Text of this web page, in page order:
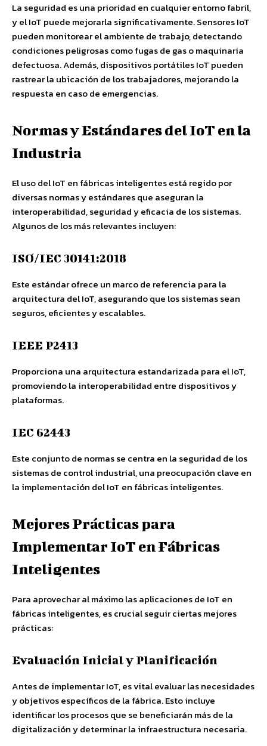
La seguridad es una prioridad en cualquier entorno fabril,
y el IoT puede mejorarla significativamente. Sensores IoT
pueden monitorear el ambiente de trabajo, detectando
condiciones peligrosas como fugas de gas o maquinaria
defectuosa. Además, dispositivos portátiles IoT pueden
rastrear la ubicación de los trabajadores, mejorando la
respuesta en caso de emergencias.
Normas y Estándares del IoT en la
Industria
El uso del IoT en fábricas inteligentes está regido por
diversas normas y estándares que aseguran la
interoperabilidad, seguridad y eficacia de los sistemas.
Algunos de los más relevantes incluyen:
ISO/IEC 30141:2018
Este estándar ofrece un marco de referencia para la
arquitectura del IoT, asegurando que los sistemas sean
seguros, eficientes y escalables.
IEEE P2413
Proporciona una arquitectura estandarizada para el IoT,
promoviendo la interoperabilidad entre dispositivos y
plataformas.
IEC 62443
Este conjunto de normas se centra en la seguridad de los
sistemas de control industrial, una preocupación clave en
la implementación del IoT en fábricas inteligentes.
Mejores Prácticas para
Implementar IoT en Fábricas
Inteligentes
Para aprovechar al máximo las aplicaciones de IoT en
fábricas inteligentes, es crucial seguir ciertas mejores
prácticas:
Evaluación Inicial y Planificación
Antes de implementar IoT, es vital evaluar las necesidades
y objetivos específicos de la fábrica. Esto incluye
identificar los procesos que se beneficiarán más de la
digitalización y determinar la infraestructura necesaria.